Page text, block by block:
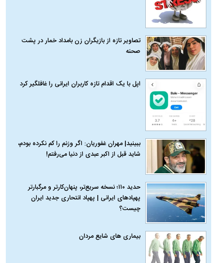
تصاویر تازه از بازیگران زن بامداد خمار در پشت
صحنه
اپل با یک اقدام تازه کاربران ایرانی را غافلگیر کرد
ببینید| مهران غفوریان: اگر وزنم را کم نکرده بودم،
شاید قبل از اکبر عبدی از دنیا می‌رفتم!
حدید ۱۱۰؛ نسخه سریع‌تر، پنهان‌کارتر و مرگبارتر
پهپادهای ایرانی | پهپاد انتحاری جدید ایران
چیست؟
بیماری‌ های شایع مردان